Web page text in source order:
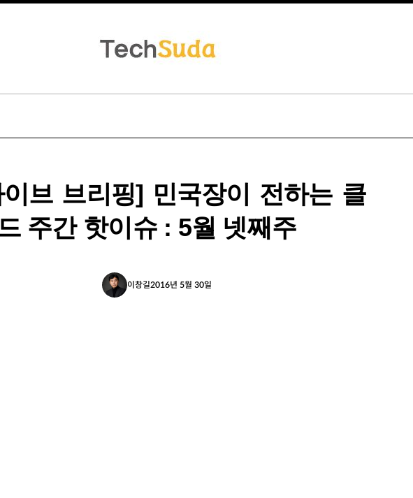
브 브리핑] 민국장이 전하는 클
주간 핫이슈 : 5월 넷째주
이창길2016년 5월 30일